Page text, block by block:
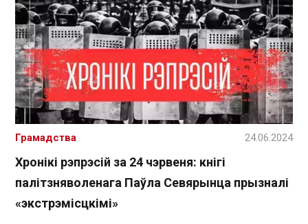
Хронікі рэпрэсій за 24 чэрвеня: кнігі
палітзняволенага Паўла Севярынца прызналі
«экстрэмісцкімі»
Грамадства 24.06.2024